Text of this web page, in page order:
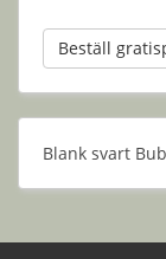
Beställ
Blank svart